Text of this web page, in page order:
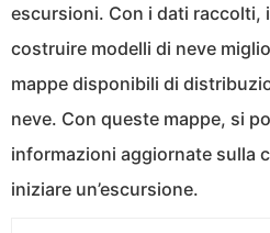
escursioni. Con i dati raccolti,
costruire modelli di neve
mappe disponibili di
neve. Con queste mappe, si
informazioni aggiornate sulla
iniziare un’escursione.